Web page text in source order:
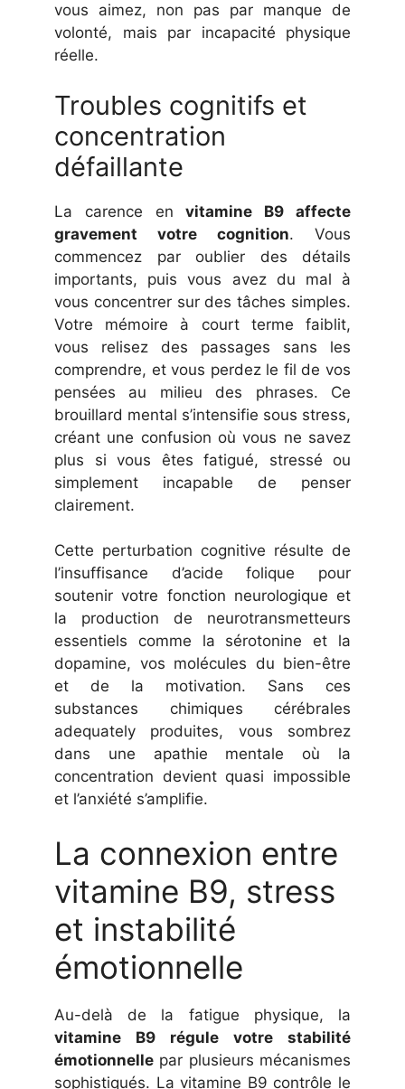
vous aimez, non pas par manque de
volonté, mais par incapacité physique
réelle.
Troubles cognitifs et
concentration
défaillante
La carence envitamine B9 affecte
gravement votre cognition. Vous
commencez par oublier des détails
importants, puis vous avez du mal à
vous concentrer sur des tâches simples.
Votre mémoire à court terme faiblit,
vous relisez des passages sans les
comprendre, et vous perdez le fil de vos
pensées au milieu des phrases. Ce
brouillard mental s’intensifie sous stress,
créant une confusion où vous ne savez
plus si vous êtes fatigué, stressé ou
simplement incapable de penser
clairement.
Cette perturbation cognitive résulte de
l’insuffisance d’acide folique pour
soutenir votre fonction neurologique et
la production de neurotransmetteurs
essentiels comme la sérotonine et la
dopamine, vos molécules du bien-être
et de la motivation. Sans ces
substances chimiques cérébrales
adequately produites, vous sombrez
dans une apathie mentale où la
concentration devient quasi impossible
et l’anxiété s’amplifie.
La connexion entre
vitamine B9, stress
et instabilité
émotionnelle
Au-delà de la fatigue physique, la
vitamine B9 régule votre stabilité
émotionnelle par plusieurs mécanismes
sophistiqués. La vitamine B9 contrôle le